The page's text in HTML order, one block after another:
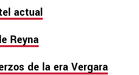
actual
Reyna
de la era Vergara